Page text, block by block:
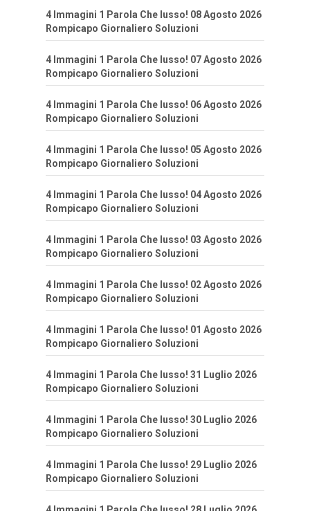
4 Immagini 1 Parola Che lusso! 08 Agosto 2026
Rompicapo Giornaliero Soluzioni
4 Immagini 1 Parola Che lusso! 07 Agosto 2026
Rompicapo Giornaliero Soluzioni
4 Immagini 1 Parola Che lusso! 06 Agosto 2026
Rompicapo Giornaliero Soluzioni
4 Immagini 1 Parola Che lusso! 05 Agosto 2026
Rompicapo Giornaliero Soluzioni
4 Immagini 1 Parola Che lusso! 04 Agosto 2026
Rompicapo Giornaliero Soluzioni
4 Immagini 1 Parola Che lusso! 03 Agosto 2026
Rompicapo Giornaliero Soluzioni
4 Immagini 1 Parola Che lusso! 02 Agosto 2026
Rompicapo Giornaliero Soluzioni
4 Immagini 1 Parola Che lusso! 01 Agosto 2026
Rompicapo Giornaliero Soluzioni
4 Immagini 1 Parola Che lusso! 31 Luglio 2026
Rompicapo Giornaliero Soluzioni
4 Immagini 1 Parola Che lusso! 30 Luglio 2026
Rompicapo Giornaliero Soluzioni
4 Immagini 1 Parola Che lusso! 29 Luglio 2026
Rompicapo Giornaliero Soluzioni